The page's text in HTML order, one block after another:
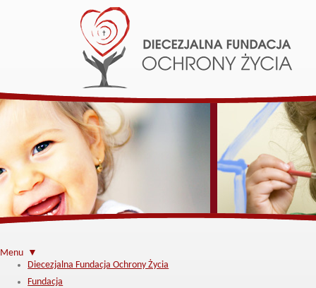
Menu ▼
Diecezjalna Fundacja Ochrony Życia
Fundacja